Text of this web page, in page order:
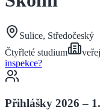
Sulice, Středočeský
Čtyřleté studium
inspekce?
Přihlášky 2026 –